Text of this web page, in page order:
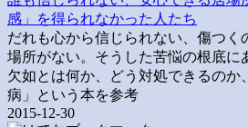
感」を得られなかった人たち
だれも心から信じられない、傷つく
場所がない。そうした苦悩の根底に
欠如とは何か、どう対処できるのか
病」という本を参考
2015-12-30